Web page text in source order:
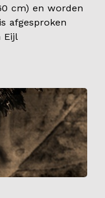
cm) en worden
afgesproken
Eijl